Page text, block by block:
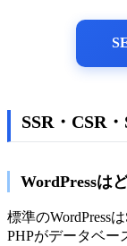
SSR・CSR
WordPressは
標準のWordPress
PHPがデータベー